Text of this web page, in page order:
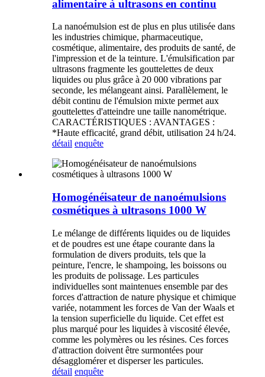
alimentaire à ultrasons en continu
La nanoémulsion est de plus en plus utilisée dans
les industries chimique, pharmaceutique,
cosmétique, alimentaire, des produits de santé, de
l'impression et de la teinture. L'émulsification par
ultrasons fragmente les gouttelettes de deux
liquides ou plus grâce à 20 000 vibrations par
seconde, les mélangeant ainsi. Parallèlement, le
débit continu de l'émulsion mixte permet aux
gouttelettes d'atteindre une taille nanométrique.
CARACTÉRISTIQUES : AVANTAGES :
*Haute efficacité, grand débit, utilisation 24 h/24.
détail enquête
Homogénéisateur de nanoémulsions
cosmétiques à ultrasons 1000 W
Le mélange de différents liquides ou de liquides
et de poudres est une étape courante dans la
formulation de divers produits, tels que la
peinture, l'encre, le shampoing, les boissons ou
les produits de polissage. Les particules
individuelles sont maintenues ensemble par des
forces d'attraction de nature physique et chimique
variée, notamment les forces de Van der Waals et
la tension superficielle du liquide. Cet effet est
plus marqué pour les liquides à viscosité élevée,
comme les polymères ou les résines. Ces forces
d'attraction doivent être surmontées pour
désagglomérer et disperser les particules.
détail enquête